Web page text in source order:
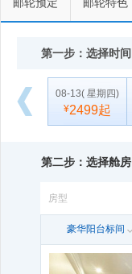
第一步：选择时间
08-13( 星期四)
¥2499起
¥2499起
第二步：选择舱房
房型
豪华阳台标间